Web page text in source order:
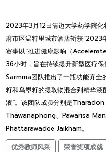
2023年3月12日清迈大学药学院
府市区温特里城市酒店斩获“2023
赛事以“推进健康影响（
36小时，旨在持续提升新型医疗保
Sarmma团队推出了一瓶功能齐全
籽和乌墨籽的提取物混合到精华
液”。该团队成员分别是
Thawanaphong、Pawarisa
Phattarawadee Jaikham。
优秀教师风采
荣誉奖项成就